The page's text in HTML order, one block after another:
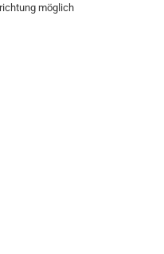
möglich